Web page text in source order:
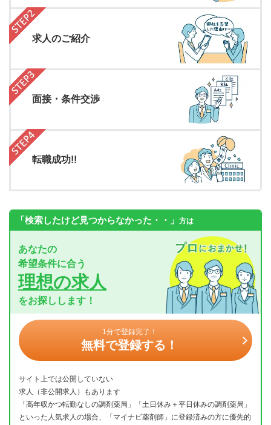
求人のご紹介
面接・条件交渉
転職成功!!
「検索したけど見つからなかった・・」 方は
あなたの
希望条件に合う
理想の求人
をお探しします！
1分で登録完了！
無料で登録する！
サイト上では公開していない
求人（非公開求人）もあります
「高年収かつ転勤なしの調剤薬局」「土日休み＋平日休みの調剤薬局」
といった人気求人の場合、「マイナビ薬剤師」に登録済みの方に優先的